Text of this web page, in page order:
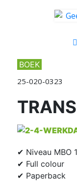
25-020-0323
✔ Niveau MBO
✔ Full colour
✔ Paperback
BOEK